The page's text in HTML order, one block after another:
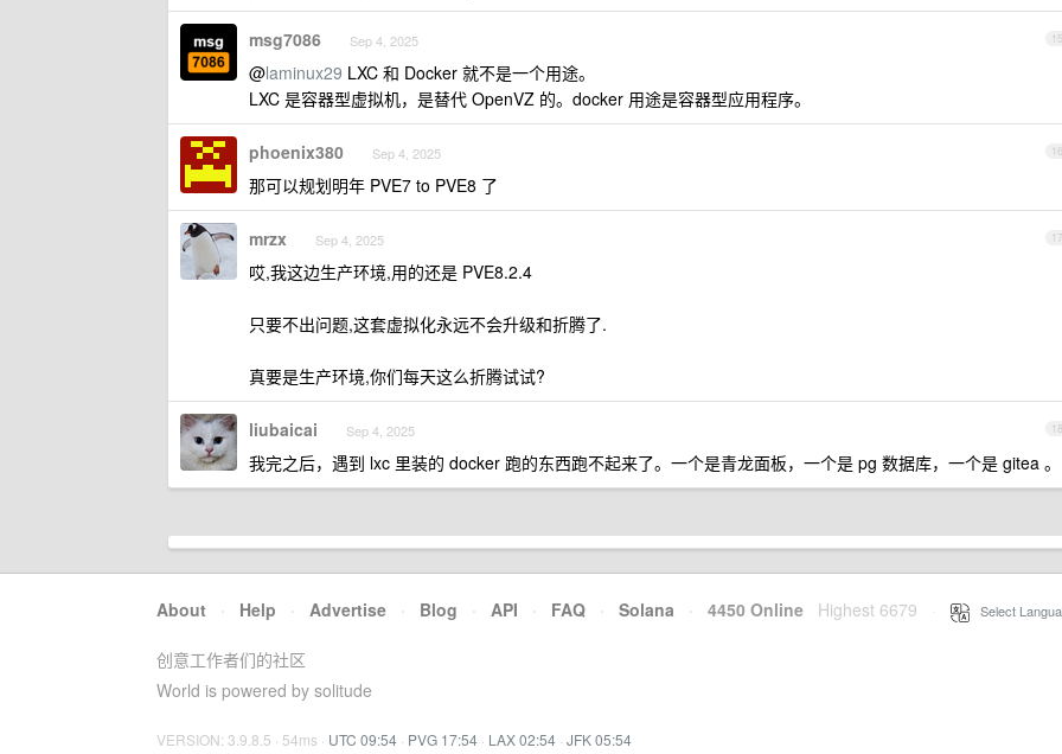
15
msg7086 Sep 4, 2025
@laminux29 LXC 和 Docker 就不是一个用途。
LXC 是容器型虚拟机，是替代 OpenVZ 的。docker 用途是容器型应用程序。
16
phoenix380 Sep 4, 2025
那可以规划明年 PVE7 to PVE8 了
17
mrzx Sep 4, 2025
哎,我这边生产环境,用的还是 PVE8.2.4
只要不出问题,这套虚拟化永远不会升级和折腾了.
真要是生产环境,你们每天这么折腾试试?
18
liubaicai Sep 4, 2025
我完之后，遇到 lxc 里装的 docker 跑的东西跑不起来了。一个是青龙面板，一个是 pg 数据库，一个是 gitea 。
About · Help · Advertise · Blog · API · FAQ · Solana · 4450 Online Highest 6679 Select
创意工作者们的社区
World is powered by solitude
VERSION: 3.9.8.5 · 54ms · UTC 09:54 · PVG 17:54 · LAX 02:54 · JFK 05:54